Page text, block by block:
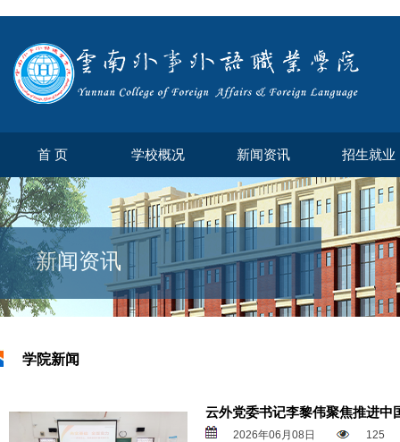
首 页 学校概况 新闻资讯 招生就业
新闻资讯
学院新闻
云外党委书记李黎伟聚焦推进中
2026年06月08日
125